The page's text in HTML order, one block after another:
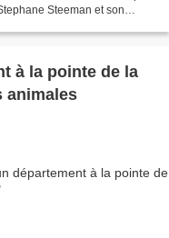
Steeman et son
à la pointe de la
animales